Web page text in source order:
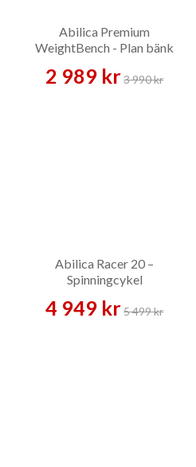
Abilica Premium
WeightBench - Plan bänk
2 989 kr3 990 kr
Abilica Racer 20 –
Spinningcykel
4 949 kr5 499 kr